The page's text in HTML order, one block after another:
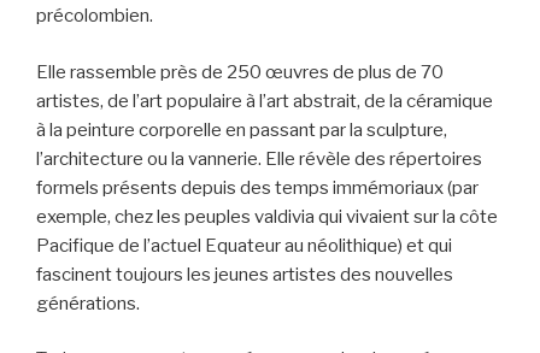
précolombien.
Elle rassemble près de 250 œuvres de plus de 70
artistes, de l’art populaire à l’art abstrait, de la céramique
à la peinture corporelle en passant par la sculpture,
l’architecture ou la vannerie. Elle révèle des répertoires
formels présents depuis des temps immémoriaux (par
exemple, chez les peuples valdivia qui vivaient sur la côte
Pacifique de l’actuel Equateur au néolithique) et qui
fascinent toujours les jeunes artistes des nouvelles
générations.